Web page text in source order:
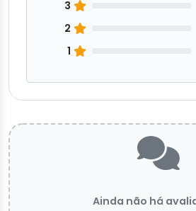
3
2
1
Ainda não há